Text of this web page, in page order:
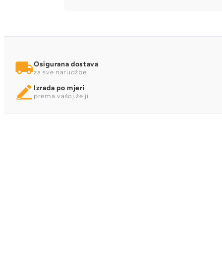
Osigurana dostava
za sve narudžbe
Izrada po mjeri
prema vašoj želji